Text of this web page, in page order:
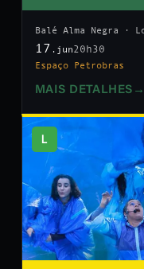
Balé Alma Negra ·
17 .jun20h30
Espaço Petrobras
MAIS DETALHES →
L